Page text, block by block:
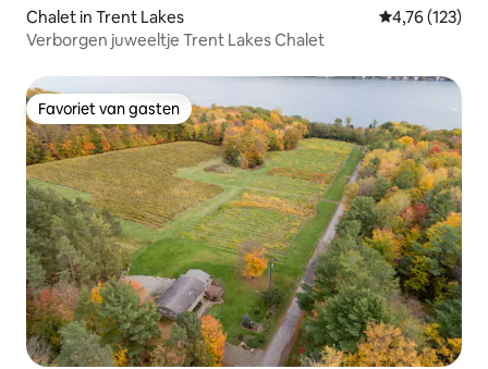
Chalet in Trent Lakes Gemiddelde
4,76 (123)
Verborgen juweeltje Trent Lakes Chalet
Favoriet van gasten
Favoriet van gasten